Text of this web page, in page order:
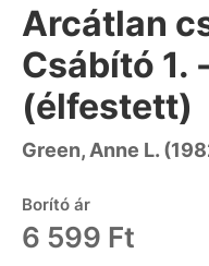
Arcátlan
Csábító 1.
(élfestett)
Green, Anne L.
Borító ár
6 599 Ft